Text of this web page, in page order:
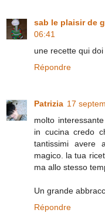
sab le plaisir de
06:41
une recette qui
Répondre
Patrizia 17
molto
in cucina credo
tantissimi avere
magico. la tua
ma allo stesso
Un grande
Répondre